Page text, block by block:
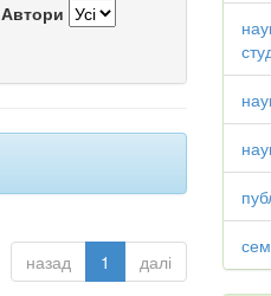
Автори
назад 1 далі